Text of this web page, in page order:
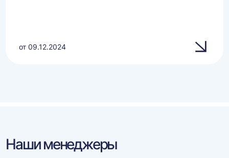
от 09.12.2024
Наши менеджеры